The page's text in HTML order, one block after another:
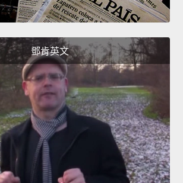
鄧肯英文